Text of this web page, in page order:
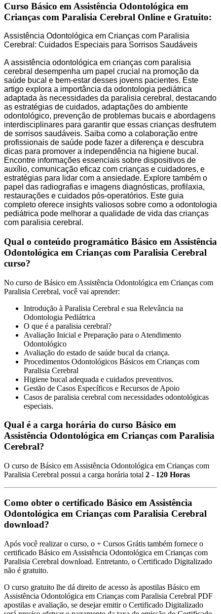
Curso Básico em Assistência Odontológica em
Crianças com Paralisia Cerebral Online e Gratuito:
Assistência Odontológica em Crianças com Paralisia
Cerebral: Cuidados Especiais para Sorrisos Saudáveis
A assistência odontológica em crianças com paralisia
cerebral desempenha um papel crucial na promoção da
saúde bucal e bem-estar desses jovens pacientes. Este
artigo explora a importância da odontologia pediátrica
adaptada às necessidades da paralisia cerebral, destacando
as estratégias de cuidados, adaptações do ambiente
odontológico, prevenção de problemas bucais e abordagens
interdisciplinares para garantir que essas crianças desfrutem
de sorrisos saudáveis. Saiba como a colaboração entre
profissionais de saúde pode fazer a diferença e descubra
dicas para promover a independência na higiene bucal.
Encontre informações essenciais sobre dispositivos de
auxílio, comunicação eficaz com crianças e cuidadores, e
estratégias para lidar com a ansiedade. Explore também o
papel das radiografias e imagens diagnósticas, profilaxia,
restaurações e cuidados pós-operatórios. Este guia
completo oferece insights valiosos sobre como a odontologia
pediátrica pode melhorar a qualidade de vida das crianças
com paralisia cerebral.
Qual o conteúdo programático Básico em Assistência
Odontológica em Crianças com Paralisia Cerebral
curso?
No curso de Básico em Assistência Odontológica em Crianças com
Paralisia Cerebral, você vai aprender:
Introdução à Paralisia Cerebral e sua Relevância na
Odontologia Pediátrica
O que é a paralisia cerebral?
Avaliação Inicial e Preparação para o Atendimento
Odontológico
Avaliação do estado de saúde bucal da criança.
Procedimentos Odontológicos Básicos em Crianças com
Paralisia Cerebral
Higiene bucal adequada e cuidados preventivos.
Gestão de Casos Específicos e Recursos de Apoio
Casos de paralisia cerebral com necessidades odontológicas
especiais.
Qual é a carga horária do curso Básico em
Assistência Odontológica em Crianças com Paralisia
Cerebral?
O curso de Básico em Assistência Odontológica em Crianças com
Paralisia Cerebral possui a carga horária total 2 - 120 Horas
Como obter o certificado Básico em Assistência
Odontológica em Crianças com Paralisia Cerebral
download?
Após você realizar o curso, o + Cursos Grátis também fornece o
certificado Básico em Assistência Odontológica em Crianças com
Paralisia Cerebral download. Entretanto, o Certificado Digitalizado
não é gratuito.
O curso gratuito lhe dá direito de acesso às apostilas Básico em
Assistência Odontológica em Crianças com Paralisia Cerebral PDF
apostilas e avaliação, se desejar emitir o Certificado Digitalizado